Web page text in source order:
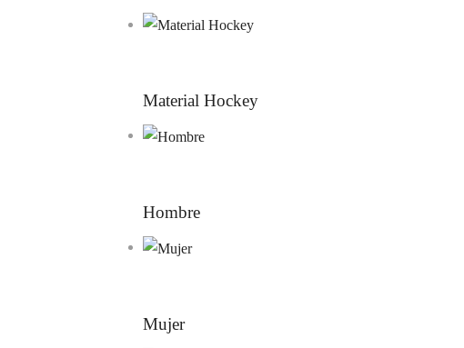
Material Hockey
Hombre
Mujer